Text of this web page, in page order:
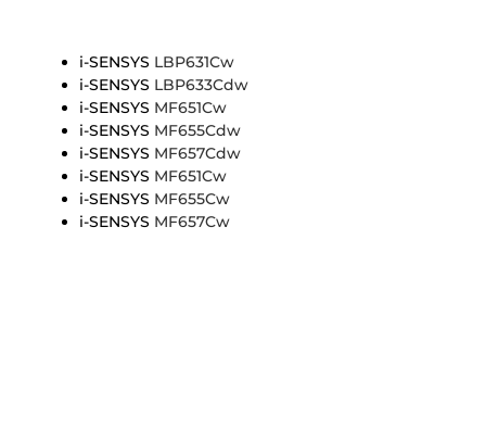
i-SENSYS LBP631Cw
i-SENSYS LBP633Cdw
i-SENSYS MF651Cw
i-SENSYS MF655Cdw
i-SENSYS MF657Cdw
i-SENSYS MF651Cw
i-SENSYS MF655Cw
i-SENSYS MF657Cw